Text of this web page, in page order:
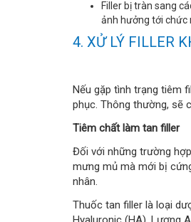
Filler bị tràn sang
ảnh hưởng tới chức
4. XỬ LÝ FILLER
Nếu gặp tình trạng tiêm
phục. Thông thường, sẽ
Tiêm chất làm tan filler
Đối với những trường
mưng mủ mà mới bị
nhân.
Thuốc tan filler là loại